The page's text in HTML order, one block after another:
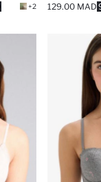
+2 129.00 MAD